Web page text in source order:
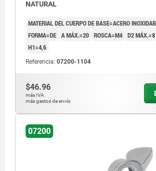
NATURAL
MATERIAL DEL CUERPO DE BASE=ACERO
FORMA=DE A MÁX.=20 ROSCA=M4 D2 MÁX.=8
H1=4,6
Referencia: 07200-1104
$46.96
más IVA.
más gastos de envío
07200